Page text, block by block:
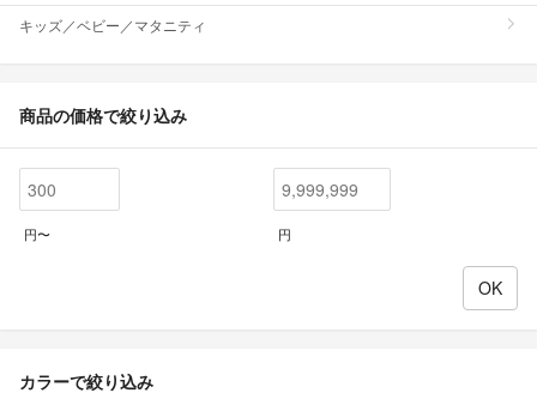
キッズ／ベビー／マタニティ
商品の価格で絞り込み
円〜 円
カラーで絞り込み